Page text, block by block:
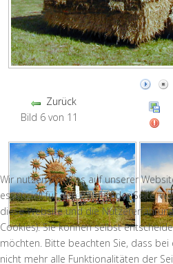
Zurück
Bild 6 von 11
Wir nutzen Cookies auf unserer
essenziell für den Betrieb der Seite,
diese Website und die
Cookies). Sie können selbst
möchten. Bitte beachten Sie, dass bei
nicht mehr alle Funktionalitäten der